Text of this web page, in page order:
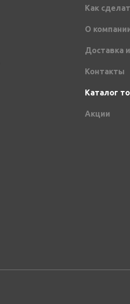
Как
О
Доставка
Контакты
Каталог
Акции